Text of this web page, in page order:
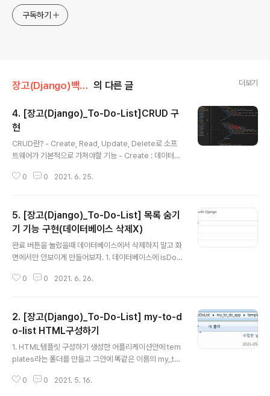
구독하기
장고(Django)백엔드/To-Do-List 웹사이트 의 다른 글 더보기
4. [장고(Django)_To-Do-List]CRUD 구
현
CRUD란? - Create, Read, Update, Delete로 소프
트웨어가 기본적으로 가져야할 기능 - Create : 데이터를
여주는 기능을 한다. - Update : 업데이트 된 데이터를 갱
들어갈 URL 설정 index.html파일 수정 삭제 버튼이 눌렸
을때, deleteTodo라는 url 패턴을 보낸다. 2. 전달받은 u
rl를 통해 어떤 함수를 실행할지 결정(url.py파일 수정) de
leteTodo라는 url을 전달받았을때 views의 doneTod
y..
0 0 2021. 6. 25.
5. [장고(Django)_To-Do-List] 목록 숨기
기 기능 구현(데이터베이스 삭제X)
완료 버튼을 눌렀을때 데이터베이스에서 삭제하지 말고 화
면에서만 안보이게 만들어보자. 1. 데이터베이스에 isDon
다. 디폴트 값은 false. 2. 수정사항 데이터베이스에 반영
다. 4. doneTodo함수 생성 deleteTodo와 비슷하지만
숨김처리 역할을 하는 함수를 생성한다. 데이터베이스에
새로 생성된 속성에 값을 넣어주고 저장해준다. 5. HTML
파일 수정 기본값(False)가 아니면 완료버튼이 눌린 상태
이므로 form을 생성하지 않는다. 어떤 url을 보낼건지 수
정해줘야 한다. 6. 결과 - 데이터베이스를 통해 확인 ..
0 0 2021. 6. 26.
2. [장고(Django)_To-Do-List] my-to-d
o-list HTML구성하기
1. HTML템플릿 구성하기 생성한 어플리케이션안에 tem
plates라는 폴더를 만들고 그안에 똑같은 이름의 my_to_
해야한다. 장고는 어플리케이션 내부의 templates-> 같
0 0 2021. 5. 16.